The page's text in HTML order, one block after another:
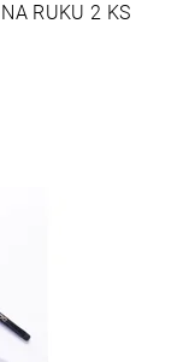
RUKU 2 KS